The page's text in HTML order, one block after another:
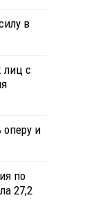
в
лиц с
и
по
27,2